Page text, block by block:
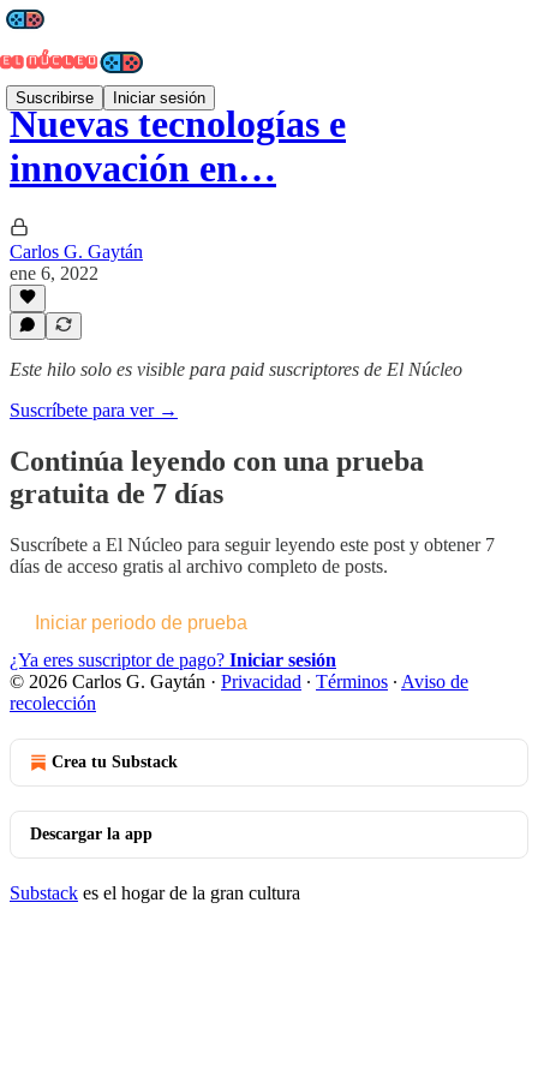
Suscribirse Iniciar sesión
Nuevas tecnologías e
innovación en…
Carlos G. Gaytán
ene 6, 2022
Este hilo solo es visible para paid suscriptores de El Núcleo
Suscríbete para ver →
Continúa leyendo con una prueba
gratuita de 7 días
Suscríbete a El Núcleo para seguir leyendo este post y obtener 7
días de acceso gratis al archivo completo de posts.
Iniciar periodo de prueba
¿Ya eres suscriptor de pago? Iniciar sesión
© 2026 Carlos G. Gaytán · Privacidad ∙ Términos ∙ Aviso de
recolección
Crea tu Substack
Descargar la app
Substack es el hogar de la gran cultura